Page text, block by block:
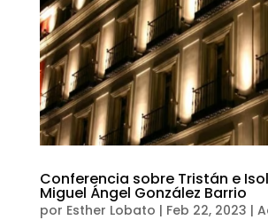
Conferencia sobre Tristán e
Miguel Ángel González Barrio
por Esther Lobato | Feb 22, 2023 |